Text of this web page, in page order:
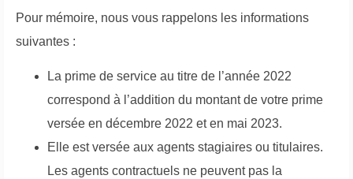
Pour mémoire, nous vous rappelons les informations
suivantes :
La prime de service au titre de l’année 2022
correspond à l’addition du montant de votre prime
versée en décembre 2022 et en mai 2023.
Elle est versée aux agents stagiaires ou titulaires.
Les agents contractuels ne peuvent pas la